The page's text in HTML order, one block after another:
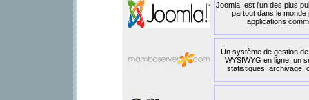
Joomla! est l'un des plus
partout dans le
applications
Un système de gestion
WYSIWYG en ligne, un
statistiques, archivage,